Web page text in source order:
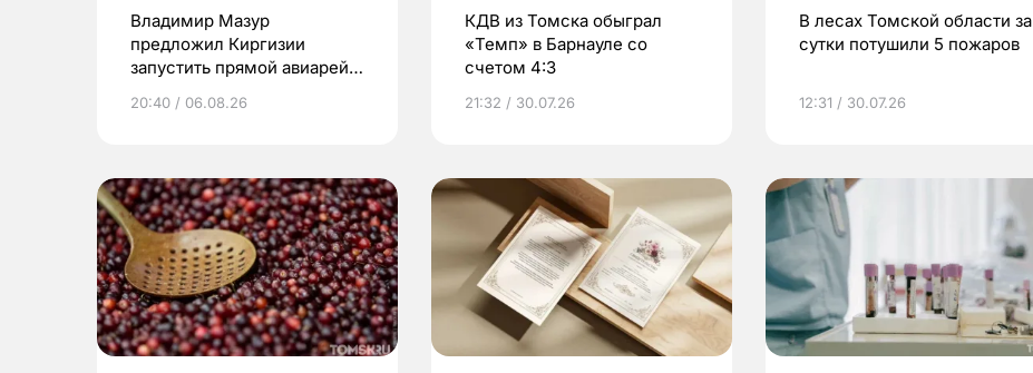
Владимир Мазур
предложил Киргизии
запустить прямой авиарейс
20:40 / 06.08.26
КДВ из Томска обыграл
«Темп» в Барнауле со
счетом 4:3
21:32 / 30.07.26
В лесах Томской области за
сутки потушили 5 пожаров
12:31 / 30.07.26